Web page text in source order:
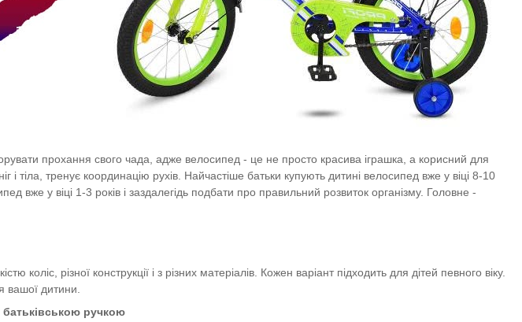
прохання свого чада, адже велосипед - це не просто красива іграшка, а корисний для
тіла, тренує координацію рухів. Найчастіше батьки купують дитині велосипед вже у віці 8-10
у віці 1-3 років і заздалегідь подбати про правильний розвиток організму. Головне -
коліс, різної конструкції і з різних матеріалів. Кожен варіант підходить для дітей певного віку.
вашої дитини.
батьківською ручкою